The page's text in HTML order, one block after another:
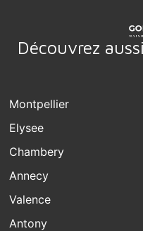
Découvrez
Montpellier
Elysee
Chambery
Annecy
Valence
Antony